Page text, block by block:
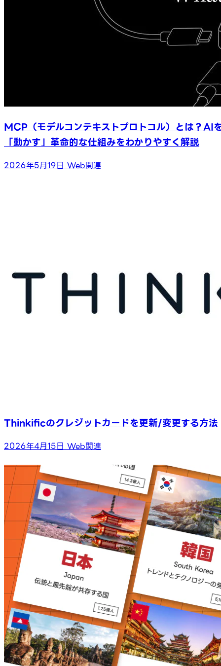
MCP（モデルコンテキストプロトコル）とは？AI
「動かす」革命的な仕組みをわかりやすく解説
2026年5月19日 Web関連
Thinkificのクレジットカードを更新/変更する方法
2026年4月15日 Web関連